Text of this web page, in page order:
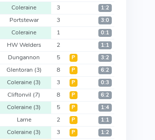
Coleraine 3 1:2
Portstewar 3 3:0
Coleraine 1 0:1
HW Welders 2 1:1
Dungannon 5 Р 3:2
Glentoran (3) 8 Р 6:2
Coleraine (3) 3 Р 0:3
Cliftonvil (7) 8 Р 6:2
Coleraine (3) 5 Р 1:4
Larne 2 Р 1:1
Coleraine (3) 3 Р 1:2